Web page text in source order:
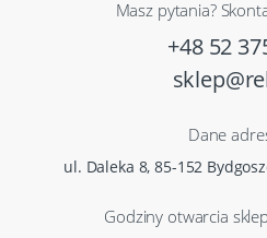
Masz pytania?
+48 52
Dane
ul. Daleka 8, 85-152
Godziny otwarcia